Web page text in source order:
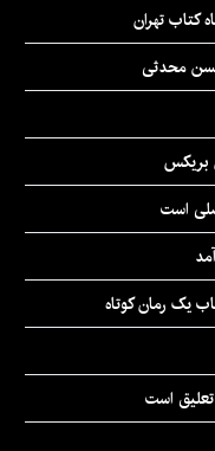
کتاب تهران
محدثی
بریکس
است
تعلیق است